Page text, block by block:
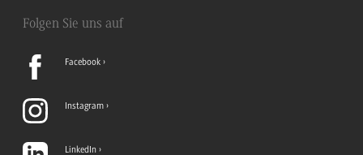
Folgen Sie uns auf
Facebook
Instagram
LinkedIn